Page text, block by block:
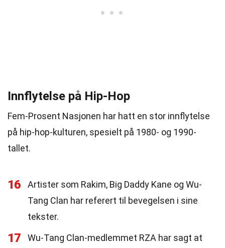
Innflytelse på Hip-Hop
Fem-Prosent Nasjonen har hatt en stor innflytelse
på hip-hop-kulturen, spesielt på 1980- og 1990-
tallet.
16
Artister som Rakim, Big Daddy Kane og Wu-
Tang Clan har referert til bevegelsen i sine
tekster.
17
Wu-Tang Clan-medlemmet RZA har sagt at